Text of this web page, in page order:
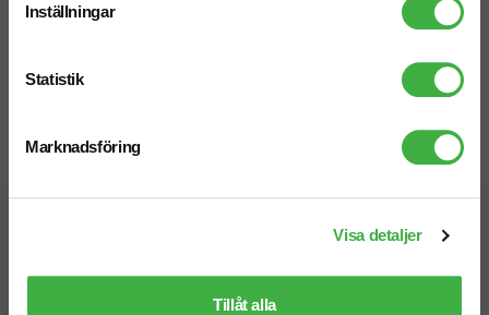
Inställningar
Statistik
Marknadsföring
Visa detaljer
Tillåt alla
Snabb leverans